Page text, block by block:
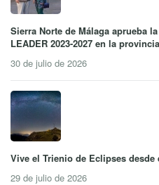
Sierra Norte de Málaga aprueba
LEADER 2023-2027 en la provincia
30 de julio de 2026
Vive el Trienio de Eclipses
29 de julio de 2026